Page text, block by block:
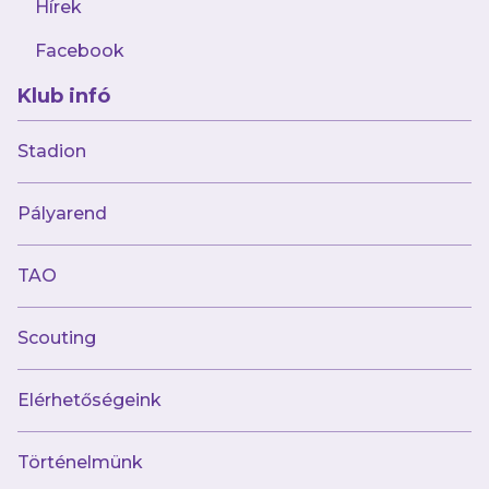
Hírek
Facebook
Klub infó
Stadion
Pályarend
TAO
Scouting
Elérhetőségeink
Történelmünk
segítenek majd abban, hogy utána a Paks
elleni mérkőzésre még jobb állapotban legyen
AJÁNLÓ